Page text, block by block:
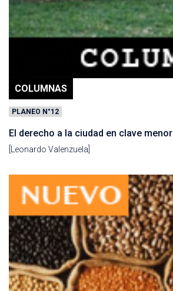
COLUMNAS
PLANEO N°12
El derecho a la ciudad en clave menor
[Leonardo Valenzuela]